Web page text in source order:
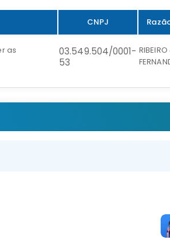
CNPJ
as
03.549.504/0001-
53